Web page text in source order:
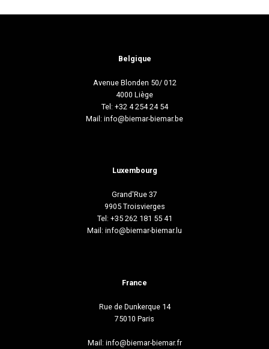
Belgique
Avenue Blonden 50/ 012
4000 Liège
Tel: +32 4 254 24 54
Mail: info@biemar-biemar.be
Luxembourg
Grand'Rue 37
9905 Troisvierges
Tel: +35 262 181 55 41
Mail: info@biemar-biemar.lu
France
Rue de Dunkerque 14
75010 Paris
Mail: info@biemar-biemar.fr